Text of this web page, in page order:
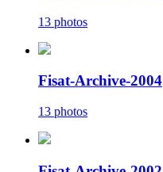
13 photos
Fisat-Archive-2004
13 photos